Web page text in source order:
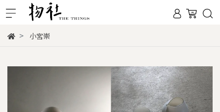
小宮崇